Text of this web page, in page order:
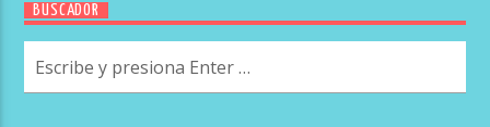
BUSCADOR